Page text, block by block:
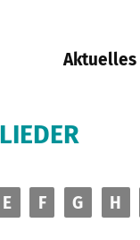
Aktuelles
E F G H